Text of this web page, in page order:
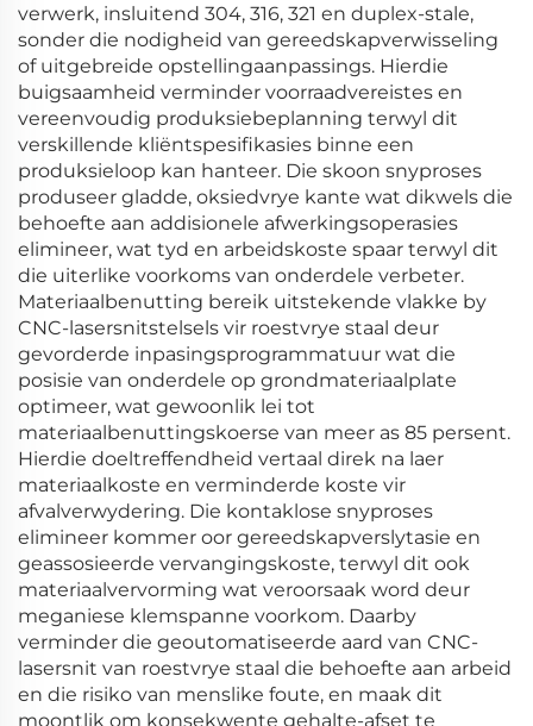
verwerk, insluitend 304, 316, 321 en duplex-stale,
sonder die nodigheid van gereedskapverwisseling
of uitgebreide opstellingaanpassings. Hierdie
buigsaamheid verminder voorraadvereistes en
vereenvoudig produksiebeplanning terwyl dit
verskillende kliëntspesifikasies binne een
produksieloop kan hanteer. Die skoon snyproses
produseer gladde, oksiedvrye kante wat dikwels die
behoefte aan addisionele afwerkingsoperasies
elimineer, wat tyd en arbeidskoste spaar terwyl dit
die uiterlike voorkoms van onderdele verbeter.
Materiaalbenutting bereik uitstekende vlakke by
CNC-lasersnitstelsels vir roestvrye staal deur
gevorderde inpasingsprogrammatuur wat die
posisie van onderdele op grondmateriaalplate
optimeer, wat gewoonlik lei tot
materiaalbenuttingskoerse van meer as 85 persent.
Hierdie doeltreffendheid vertaal direk na laer
materiaalkoste en verminderde koste vir
afvalverwydering. Die kontaklose snyproses
elimineer kommer oor gereedskapverslytasie en
geassosieerde vervangingskoste, terwyl dit ook
materiaalvervorming wat veroorsaak word deur
meganiese klemspanne voorkom. Daarby
verminder die geoutomatiseerde aard van CNC-
lasersnit van roestvrye staal die behoefte aan arbeid
en die risiko van menslike foute, en maak dit
moontlik om konsekwente gehalte-afset te